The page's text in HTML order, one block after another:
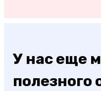
У нас еще
полезного